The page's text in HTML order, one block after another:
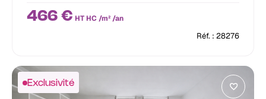
466 € HT HC /m² /an
Réf. : 28276
Exclusivité